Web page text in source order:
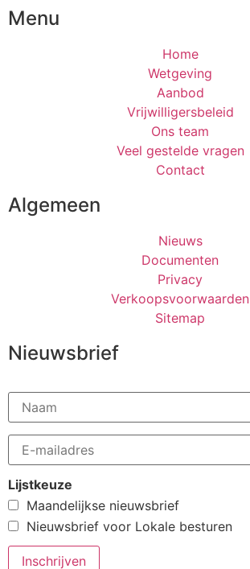
Menu
Home
Wetgeving
Aanbod
Vrijwilligersbeleid
Ons team
Veel gestelde vragen
Contact
Algemeen
Nieuws
Documenten
Privacy
Verkoopsvoorwaarden
Sitemap
Nieuwsbrief
Lijstkeuze
Maandelijkse nieuwsbrief
Nieuwsbrief voor Lokale besturen